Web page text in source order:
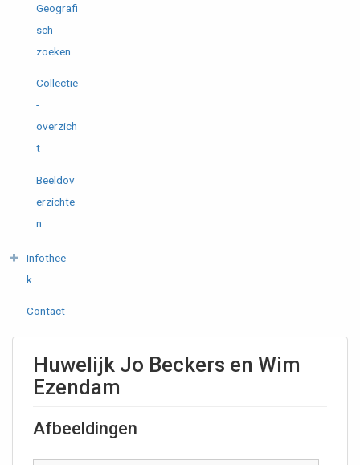
Geografi
sch
zoeken
Collectie
-
overzich
t
Beeldov
erzichte
n
Infothee
k
Contact
Huwelijk Jo Beckers en Wim
Ezendam
Afbeeldingen